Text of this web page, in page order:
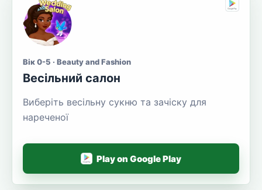
Вік 0-5 · Beauty and Fashion
Весільний салон
Виберіть весільну сукню та зачіску для
нареченої
Play on Google Play